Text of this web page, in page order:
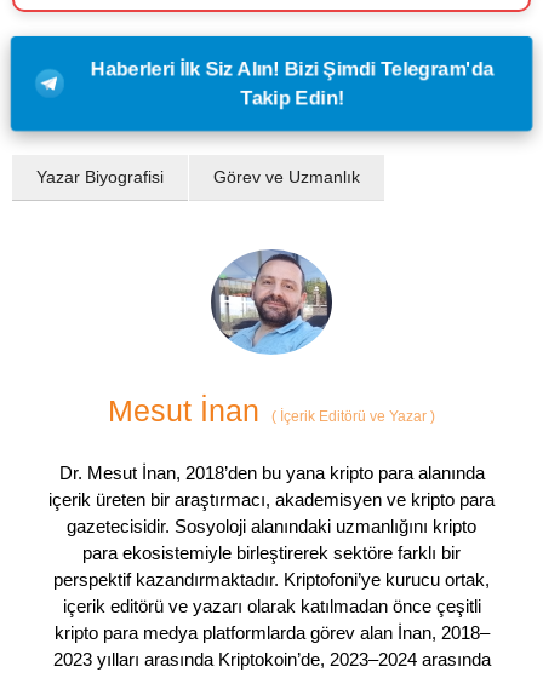
Haberleri İlk Siz Alın! Bizi Şimdi Telegram'da
Takip Edin!
Yazar Biyografisi Görev ve Uzmanlık
Mesut İnan ( İçerik Editörü ve Yazar )
Dr. Mesut İnan, 2018’den bu yana kripto para alanında
içerik üreten bir araştırmacı, akademisyen ve kripto para
gazetecisidir. Sosyoloji alanındaki uzmanlığını kripto
para ekosistemiyle birleştirerek sektöre farklı bir
perspektif kazandırmaktadır. Kriptofoni’ye kurucu ortak,
içerik editörü ve yazarı olarak katılmadan önce çeşitli
kripto para medya platformlarda görev alan İnan, 2018–
2023 yılları arasında Kriptokoin’de, 2023–2024 arasında